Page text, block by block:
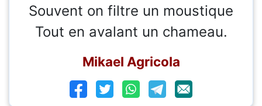
Souvent on filtre un moustique
Tout en avalant un chameau.
Mikael Agricola